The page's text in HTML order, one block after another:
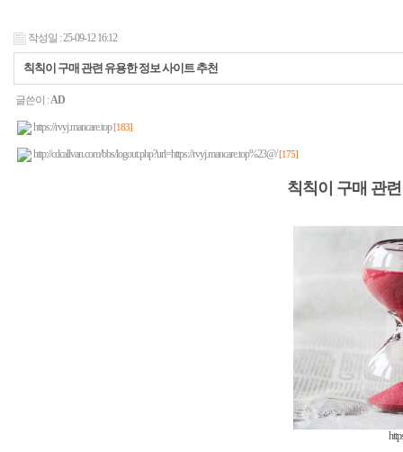
작성일 : 25-09-12 16:12
칙칙이 구매 관련 유용한 정보 사이트 추천
글쓴이 :AD
https://rvyj.mancare.top[183]
http://cdcallvan.com/bbs/logout.php?url=https://rvyj.mancare.top%23@/[175]
칙칙이 구매 관